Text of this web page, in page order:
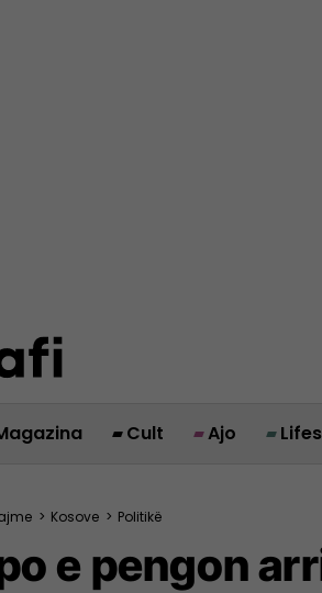
Cult Ajo
> Kosove > Politikë
e pengon